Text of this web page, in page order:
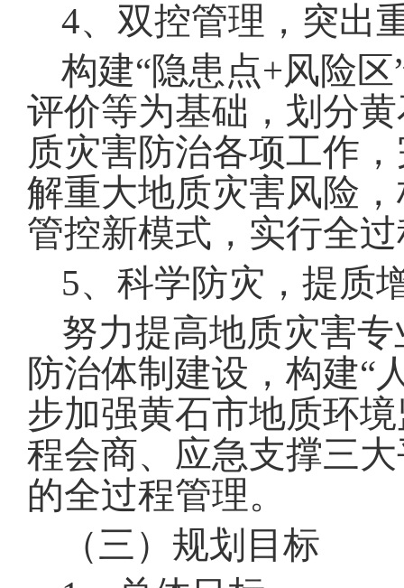
4、双控管理，突出
构建“隐患点+风险区
评价等为基础，划分
质灾害防治各项工作
解重大地质灾害风险
管控新模式，实行全
5、 科学防灾，提质
努力提高地质灾害
防治体制建设，构建“
步加强黄石市地质环
程会商、应急支撑三
的全过程管理。
（三）规划目标